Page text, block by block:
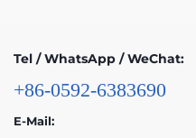
Tel / WhatsApp / WeChat:
+86-0592-6383690
E-Mail: